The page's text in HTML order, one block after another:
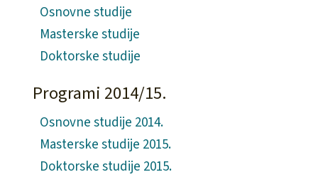
Osnovne studije
Masterske studije
Doktorske studije
Programi 2014/15.
Osnovne studije 2014.
Masterske studije 2015.
Doktorske studije 2015.